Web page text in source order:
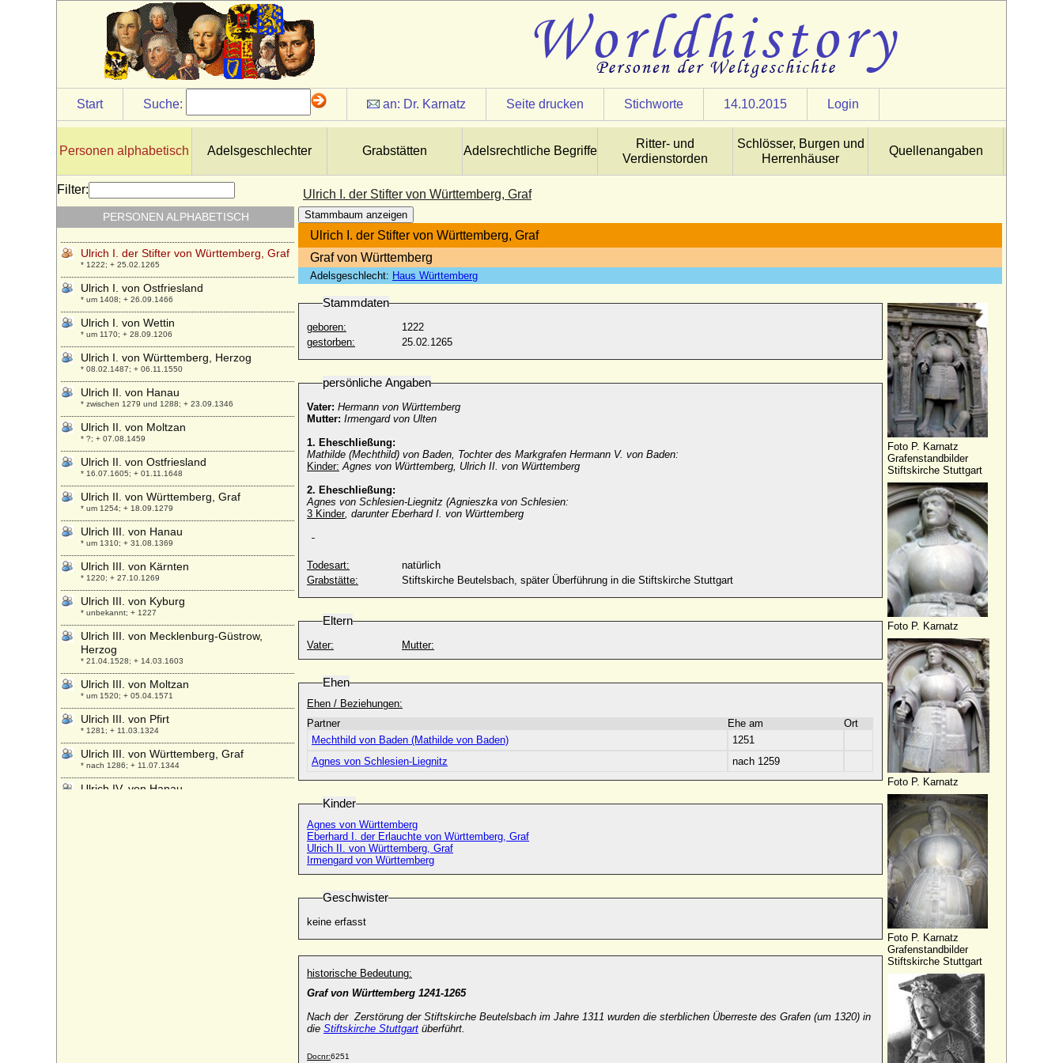
Start Suche: an: Dr. Karnatz Seite drucken Stichworte 14.10.2015 Login
Personen alphabetisch Adelsgeschlechter Grabstätten Adelsrechtliche Begriffe
Ritter- und
Verdienstorden
Schlösser, Burgen und
Herrenhäuser
Quellenangaben
Ulrich I. der Stifter von Württemberg, Graf
Stammbaum anzeigen
Ulrich I. der Stifter von Württemberg, Graf
Graf von Württemberg
Adelsgeschlecht: Haus Württemberg
Stammdaten
geboren:
1222
gestorben:
25.02.1265
persönliche Angaben
Vater: Hermann von Württemberg
Mutter: Irmengard von Ulten
1. Eheschließung:
Mathilde (Mechthild) von Baden, Tochter des Markgrafen Hermann V. von Baden:
Kinder: Agnes von Württemberg, Ulrich II. von Württemberg
2. Eheschließung:
Agnes von Schlesien-Liegnitz (Agnieszka von Schlesien:
3 Kinder, darunter Eberhard I. von Württemberg
Todesart:
natürlich
Grabstätte:
Stiftskirche Beutelsbach, später Überführung in die Stiftskirche Stuttgart
Eltern
Vater: Mutter:
Ehen
Ehen / Beziehungen:
Partner
Ehe am
Ort
Mechthild von Baden (Mathilde von Baden)
1251
Agnes von Schlesien-Liegnitz
nach 1259
Kinder
Agnes von Württemberg
Eberhard I. der Erlauchte von Württemberg, Graf
Ulrich II. von Württemberg, Graf
Irmengard von Württemberg
Geschwister
keine erfasst
historische Bedeutung:
Graf von Württemberg 1241-1265
Nach der Zerstörung der Stiftskirche Beutelsbach im Jahre 1311 wurden die sterblichen Überreste des Grafen (um 1320) in
die Stiftskirche Stuttgart überführt.
Docnr:6251
Foto P. Karnatz
Grafenstandbilder
Stiftskirche Stuttgart
Foto P. Karnatz
Foto P. Karnatz
Foto P. Karnatz
Grafenstandbilder
Stiftskirche Stuttgart
Filter:
PERSONEN ALPHABETISCH
Ulrich Hans von Blücher auf Rosenow
* 1691; + 19.04.1758
Ulrich I. von Hanau
* um 1250/1255; + 17.09.1305
Ulrich I. von Leuchtenberg
* unbekannt; + 27.11.1334
Ulrich I. von Mecklenburg-Stargard
Ulrich I. von Moltzan
* ?; + nach 25.06.1391
Ulrich I. von Schaunberg
* um 1330; + 06.03.1373
Ulrich I. von Teck
* 1375; + 07.08.1432
Ulrich I. der Stifter von Württemberg, Graf
* 1222; + 25.02.1265
Ulrich I. von Ostfriesland
* um 1408; + 26.09.1466
Ulrich I. von Wettin
* um 1170; + 28.09.1206
Ulrich I. von Württemberg, Herzog
* 08.02.1487; + 06.11.1550
Ulrich II. von Hanau
* zwischen 1279 und 1288; + 23.09.1346
Ulrich II. von Moltzan
* ?; + 07.08.1459
Ulrich II. von Ostfriesland
* 16.07.1605; + 01.11.1648
Ulrich II. von Württemberg, Graf
* um 1254; + 18.09.1279
Ulrich III. von Hanau
* um 1310; + 31.08.1369
Ulrich III. von Kärnten
* 1220; + 27.10.1269
Ulrich III. von Kyburg
* unbekannt; + 1227
Ulrich III. von Mecklenburg-Güstrow,
Herzog
* 21.04.1528; + 14.03.1603
Ulrich III. von Moltzan
* um 1520; + 05.04.1571
Ulrich III. von Pfirt
* 1281; + 11.03.1324
Ulrich III. von Württemberg, Graf
* nach 1286; + 11.07.1344
Ulrich IV. von Hanau